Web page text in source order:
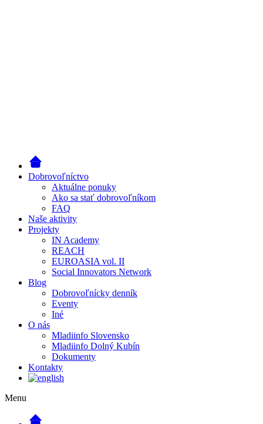
Dobrovoľníctvo
Aktuálne ponuky
Ako sa stať dobrovoľníkom
FAQ
Naše aktivity
Projekty
IN Academy
REACH
EUROASIA vol. II
Social Innovators Network
Blog
Dobrovoľnícky denník
Eventy
Iné
O nás
Mladiinfo Slovensko
Mladiinfo Dolný Kubín
Dokumenty
Kontakty
Menu